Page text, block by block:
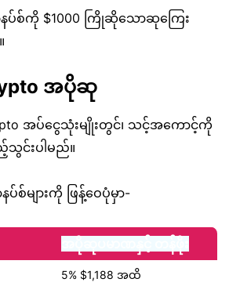
နပ်စ်ကို $1000 ကြိုဆိုသောဆုကြေး
အပိုဆု
အပ်ငွေသုံးမျိုးတွင်၊ သင့်အကောင့်ကို
သွင်းပါမည်။
များကို ဖြန့်ဝေပုံမှာ-
5% $1,188 အထိ